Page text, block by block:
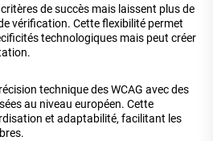
de succès mais laissent plus de
vérification. Cette flexibilité permet
technologiques mais peut créer
technique des WCAG avec des
au niveau européen. Cette
et adaptabilité, facilitant les